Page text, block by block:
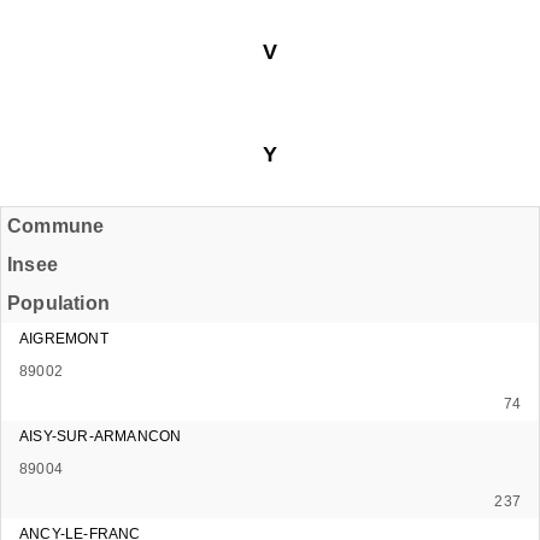
V
Y
Commune
Insee
Population
AIGREMONT
89002
74
AISY-SUR-ARMANCON
89004
237
ANCY-LE-FRANC